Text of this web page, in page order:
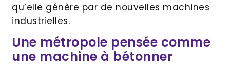
qu’elle génère par de nouvelles machines
industrielles.
Une métropole pensée comme
une machine à bétonner